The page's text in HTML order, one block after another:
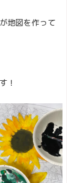
地図を作って
！